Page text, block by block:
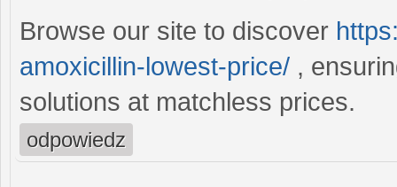
Browse our site to discover
amoxicillin-lowest-price/ ,
solutions at matchless prices.
odpowiedz